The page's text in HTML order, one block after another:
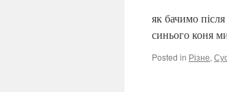
як бачимо
синього коня
Posted in Різне,